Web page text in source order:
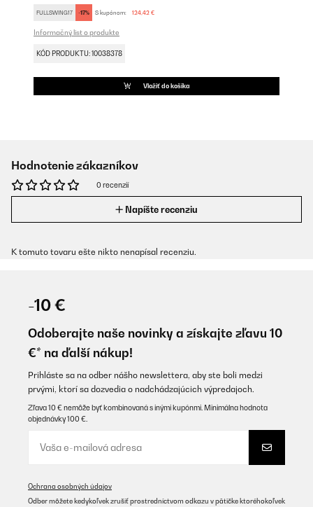
FULLSWING17 -17% S kupónom: 124,42 €
Informačný list o produkte
KÓD PRODUKTU: 10038378
Vložiť do košíka
Hodnotenie zákazníkov
0 recenzií
Napíšte recenziu
K tomuto tovaru ešte nikto nenapísal recenziu.
-10 €
Odoberajte naše novinky a získajte zľavu 10
€* na ďalší nákup!
Prihláste sa na odber nášho newslettera, aby ste boli medzi
prvými, ktorí sa dozvedia o nadchádzajúcich výpredajoch.
Zľava 10 € nemôže byť kombinovaná s inými kupónmi. Minimálna hodnota
objednávky 100 €.
Ochrana osobných údajov
Odber môžete kedykoľvek zrušiť prostredníctvom odkazu v pätičke ktoréhokoľvek